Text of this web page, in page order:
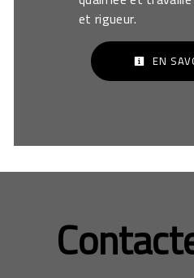
et rigueur.
EN